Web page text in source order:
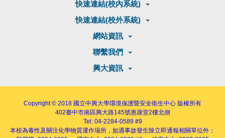
快速連結(校內系統)
快速連結(校外系統)
網站資訊
聯繫我們
興大資訊
Copyright © 2018 國立中興大學環境保護暨安全衛生中心 版權所有
402臺中市南區興大路145號惠蓀堂2樓北側
Tel: 04-2284-0589 #9
本校為毒性及關注化學物質運作場所，如遇事故發生除立即通報相關單位外：